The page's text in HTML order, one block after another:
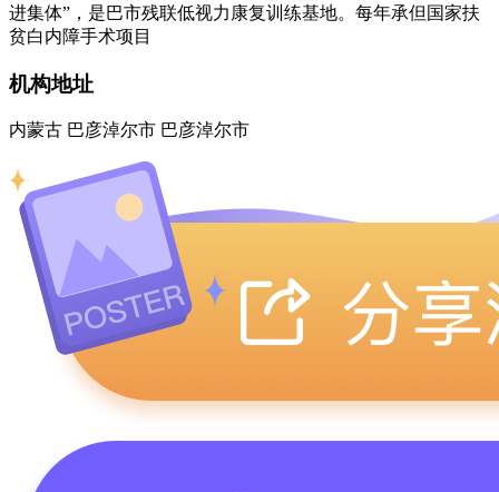
进集体”，是巴市残联低视力康复训练基地。每年承但国家扶
贫白内障手术项目
机构地址
内蒙古 巴彦淖尔市 巴彦淖尔市